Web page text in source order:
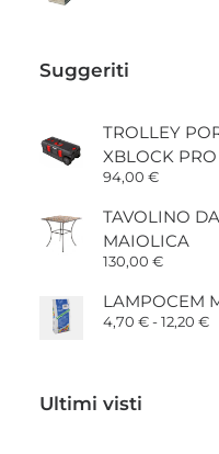
Suggeriti
TROLLEY
XBLOCK PRO
94,00 €
TAVOLINO
MAIOLICA
130,00 €
LAMPOCEM
4,70 €-12,20 €
Ultimi visti